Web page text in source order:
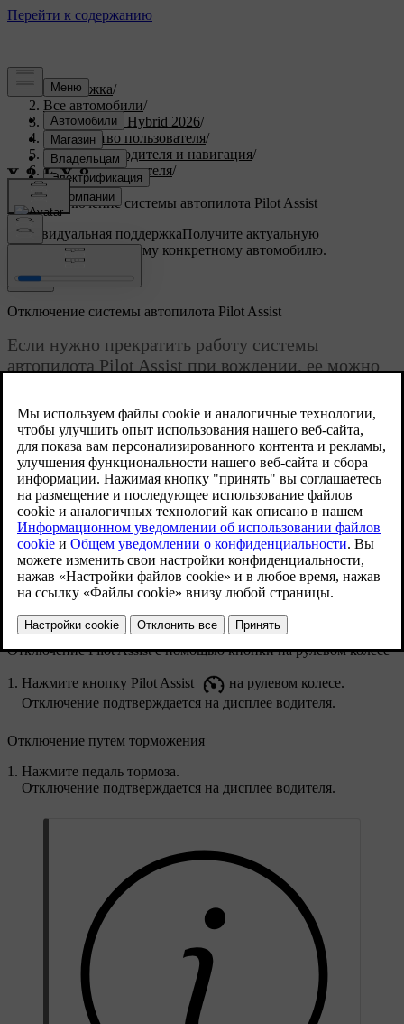
Поддержка/
Все автомобили/
XC90 Plug-in Hybrid 2026/
Руководство пользователя/
Поддержка водителя и навигация/
Поддержка водителя/
Pilot Assist/
Отключение системы автопилота Pilot Assist
Индивидуальная поддержкаПолучите актуальную
информацию по вашему конкретному автомобилю.
Войти
Обновленная версия 28.10.2024
Отключение системы автопилота Pilot Assist
Если нужно прекратить работу системы
автопилота Pilot Assist при вождении, ее можно
ситуации, в которых система автопилота Pilot
Assist отключается автоматически.
Для включения и отключения системы автопилота Pilot Assist
используется один и тот же способ. Просто нажмите кнопку
Pilot AssistPilot Assist на рулевом колесе. Кроме того, система
автопилота Pilot Assist отключается при торможении.
При отключении системы автопилота Pilot Assist отключаются
все виды оказываемой ею помощи. Это такие виды помощи,
как поддержание скорости и дистанции, а также помощь в
рулевом управлении.
Отключение Pilot Assist с помощью кнопки на рулевом колесе
Нажмите кнопку Pilot Assist
на рулевом колесе.
Отключение подтверждается на дисплее водителя.
Отключение путем торможения
Нажмите педаль тормоза.
Отключение подтверждается на дисплее водителя.